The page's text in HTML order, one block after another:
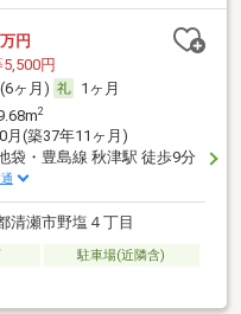
万円
円
ヶ月)
1ヶ月
2
月(築37年11ヶ月)
袋・豊島線 秋津駅 徒歩9分
清瀬市野塩４丁目
駐車場(近隣含)